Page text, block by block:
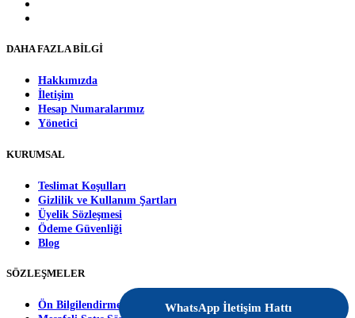
DAHA FAZLA BİLGİ
Hakkımızda
İletişim
Hesap Numaralarımız
Yönetici
KURUMSAL
Teslimat Koşulları
Gizlilik ve Kullanım Şartları
Üyelik Sözleşmesi
Ödeme Güvenliği
Blog
SÖZLEŞMELER
Ön Bilgilendirme Formu
WhatsApp İletişim Hattı